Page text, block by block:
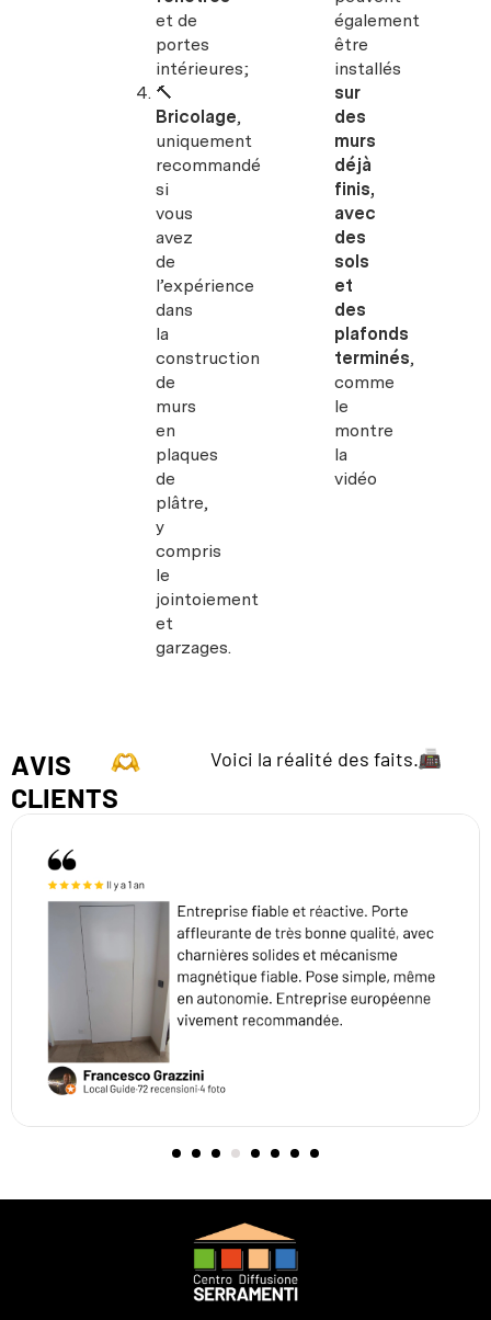
et de
portes
intérieures;
🔨
Bricolage,
uniquement
recommandé
si
vous
avez
de
l’expérience
dans
la
construction
de
murs
en
plaques
de
plâtre,
y
compris
le
jointoiement
et
garzages.
également
être
installés
sur
des
murs
déjà
finis,
avec
des
sols
et
des
plafonds
terminés,
comme
le
montre
la
vidéo
AVIS
CLIENTS
Voici la réalité des faits.